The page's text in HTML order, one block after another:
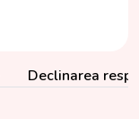
Declinarea